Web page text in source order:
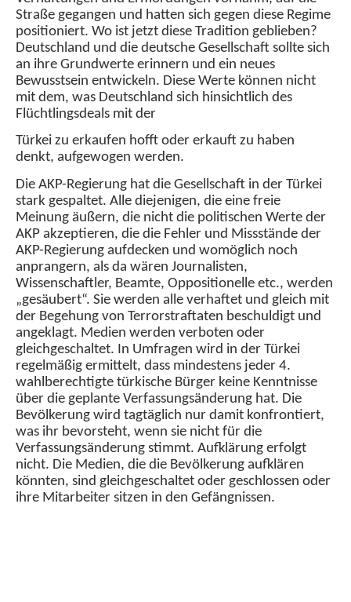
Straße gegangen und hatten sich gegen diese Regime
positioniert. Wo ist jetzt diese Tradition geblieben?
Deutschland und die deutsche Gesellschaft sollte sich
an ihre Grundwerte erinnern und ein neues
Bewusstsein entwickeln. Diese Werte können nicht
mit dem, was Deutschland sich hinsichtlich des
Flüchtlingsdeals mit der
Türkei zu erkaufen hofft oder erkauft zu haben
denkt, aufgewogen werden.
Die AKP-Regierung hat die Gesellschaft in der Türkei
stark gespaltet. Alle diejenigen, die eine freie
Meinung äußern, die nicht die politischen Werte der
AKP akzeptieren, die die Fehler und Missstände der
AKP-Regierung aufdecken und womöglich noch
anprangern, als da wären Journalisten,
Wissenschaftler, Beamte, Oppositionelle etc., werden
„gesäubert“. Sie werden alle verhaftet und gleich mit
der Begehung von Terrorstraftaten beschuldigt und
angeklagt. Medien werden verboten oder
gleichgeschaltet. In Umfragen wird in der Türkei
regelmäßig ermittelt, dass mindestens jeder 4.
wahlberechtigte türkische Bürger keine Kenntnisse
über die geplante Verfassungsänderung hat. Die
Bevölkerung wird tagtäglich nur damit konfrontiert,
was ihr bevorsteht, wenn sie nicht für die
Verfassungsänderung stimmt. Aufklärung erfolgt
nicht. Die Medien, die die Bevölkerung aufklären
könnten, sind gleichgeschaltet oder geschlossen oder
ihre Mitarbeiter sitzen in den Gefängnissen.